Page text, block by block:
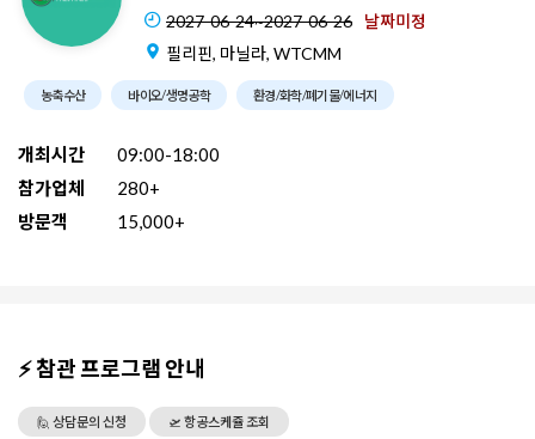
2027-06-24~2027-06-26
날짜미정
필리핀, 마닐라, WTCMM
농축수산 바이오/생명공학 환경/화학/폐기물/에너지
개최시간
09:00-18:00
참가업체
280+
방문객
15,000+
⚡ 참관 프로그램 안내
🙋 상담문의 신청 🛫 항공스케쥴 조회